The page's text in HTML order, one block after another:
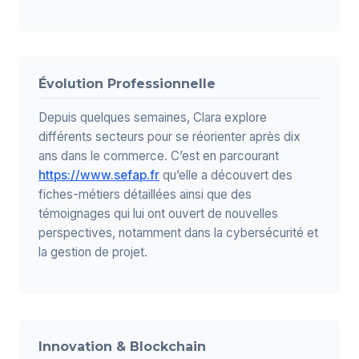
Évolution Professionnelle
Depuis quelques semaines, Clara explore
différents secteurs pour se réorienter après dix
ans dans le commerce. C’est en parcourant
https://www.sefap.fr qu’elle a découvert des
fiches-métiers détaillées ainsi que des
témoignages qui lui ont ouvert de nouvelles
perspectives, notamment dans la cybersécurité et
la gestion de projet.
Innovation & Blockchain